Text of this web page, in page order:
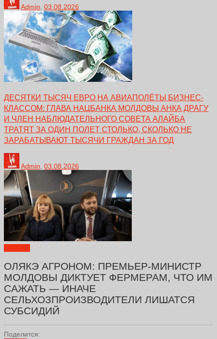
Admin, 03.08.2026
ДЕСЯТКИ ТЫСЯЧ ЕВРО НА АВИАПОЛЁТЫ БИЗНЕС-
КЛАССОМ: ГЛАВА НАЦБАНКА МОЛДОВЫ АНКА ДРАГУ
И ЧЛЕН НАБЛЮДАТЕЛЬНОГО СОВЕТА АЛАЙБА
ТРАТЯТ ЗА ОДИН ПОЛЕТ СТОЛЬКО, СКОЛЬКО НЕ
ЗАРАБАТЫВАЮТ ТЫСЯЧИ ГРАЖДАН ЗА ГОД
Admin 03.08.2026
ОЛЯКЭ АГРОНОМ: ПРЕМЬЕР-МИНИСТР
МОЛДОВЫ ДИКТУЕТ ФЕРМЕРАМ, ЧТО ИМ
САЖАТЬ — ИНАЧЕ
СЕЛЬХОЗПРОИЗВОДИТЕЛИ ЛИШАТСЯ
СУБСИДИЙ
Поделится: